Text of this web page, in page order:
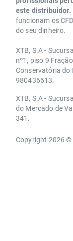
este distribuidor.
funcionam os
do seu dinheiro.
XTB, S.A -
nº1, piso 9
Conservatória do
980436613.
XTB, S.A -
do Mercado de
341.
Copyright 2026 ©